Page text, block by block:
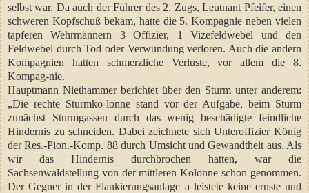
selbst war. Da auch der Führer des 2. Zugs, Leutnant Pfeifer, einen
schweren Kopfschuß bekam, hatte die 5. Kompagnie neben vielen
tapferen Wehrmännern 3 Offizier, 1 Vizefeldwebel und den
Feldwebel durch Tod oder Verwundung verloren. Auch die andern
Kompagnien hatten schmerzliche Verluste, vor allem die 8.
Kompag-nie.
Hauptmann Niethammer berichtet über den Sturm unter anderem:
„Die rechte Sturmko-lonne stand vor der Aufgabe, beim Sturm
zunächst Sturmgassen durch das wenig beschädigte feindliche
Hindernis zu schneiden. Dabei zeichnete sich Unteroffizier König
der Res.-Pion.-Komp. 88 durch Umsicht und Gewandtheit aus. Als
wir das Hindernis durchbrochen hatten, war die
Sachsenwaldstellung von der mittleren Kolonne schon genommen.
Der Gegner in der Flankierungsanlage a leistete keine ernste und